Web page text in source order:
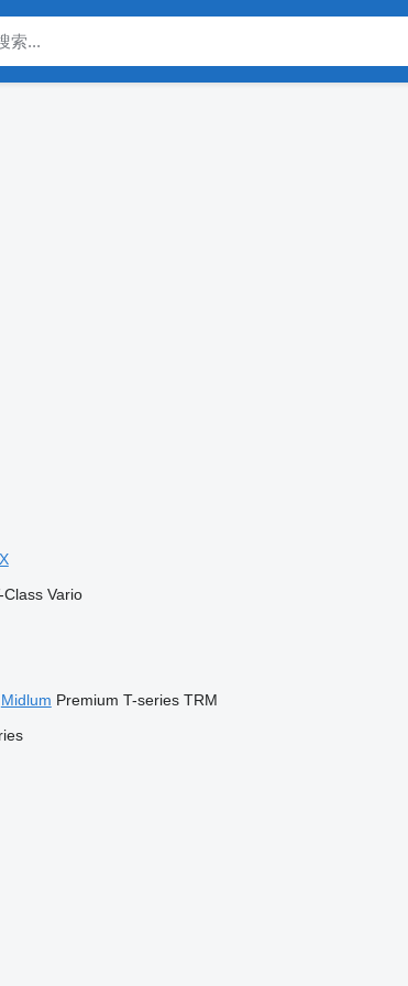
Class Vario
Midlum Premium T-series TRM